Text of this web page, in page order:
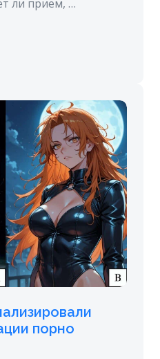
ли прием, …
порно